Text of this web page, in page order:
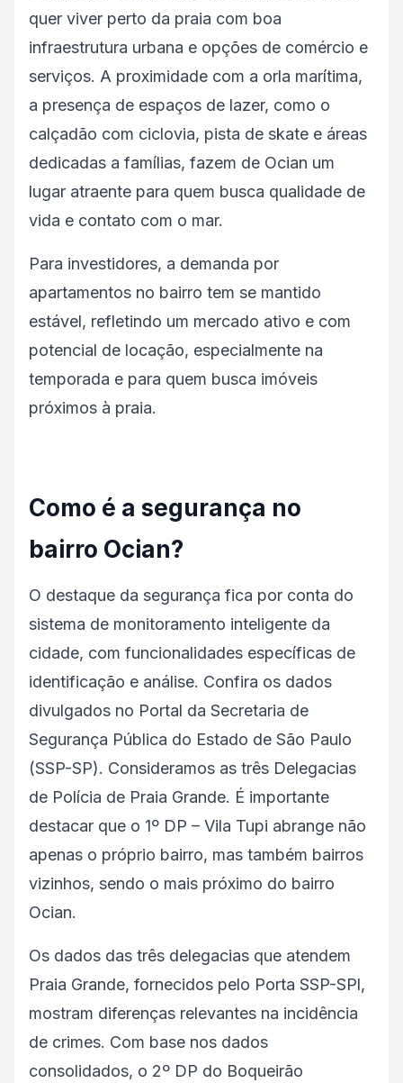
quer viver perto da praia com boa
infraestrutura urbana e opções de comércio e
serviços. A proximidade com a orla marítima,
a presença de espaços de lazer, como o
calçadão com ciclovia, pista de skate e áreas
dedicadas a famílias, fazem de Ocian um
lugar atraente para quem busca qualidade de
vida e contato com o mar.
Para investidores, a demanda por
apartamentos no bairro tem se mantido
estável, refletindo um mercado ativo e com
potencial de locação, especialmente na
temporada e para quem busca imóveis
próximos à praia.
Como é a segurança no
bairro Ocian?
O destaque da segurança fica por conta do
sistema de monitoramento inteligente da
cidade, com funcionalidades específicas de
identificação e análise. Confira os dados
divulgados no Portal da Secretaria de
Segurança Pública do Estado de São Paulo
(SSP-SP). Consideramos as três Delegacias
de Polícia de Praia Grande. É importante
destacar que o 1º DP – Vila Tupi abrange não
apenas o próprio bairro, mas também bairros
vizinhos, sendo o mais próximo do bairro
Ocian.
Os dados das três delegacias que atendem
Praia Grande, fornecidos pelo Porta SSP-SPl,
mostram diferenças relevantes na incidência
de crimes. Com base nos dados
consolidados, o 2º DP do Boqueirão